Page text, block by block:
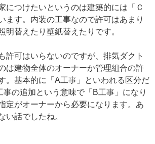
につけたいというのは建築的には「Ｃ
ます。内装の工事なので許可はあまり
明替えたり壁紙替えたりです。
許可はいらないのですが、排気ダクト
は建物全体のオーナーか管理組合の許
。基本的に「A工事」といわれる区分だ
事の追加という意味で「B工事」になり
定がオーナーから必要になります。あ
い話でしたね。